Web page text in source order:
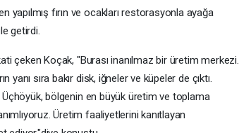
fırın ve ocakları restorasyonla ayağa
getirdi.
çeken Koçak, "Burası inanılmaz bir üretim merkezi.
sıra bakır disk, iğneler ve küpeler de çıktı.
Üçhöyük, bölgenin en büyük üretim ve toplama
Üretim faaliyetlerini kanıtlayan